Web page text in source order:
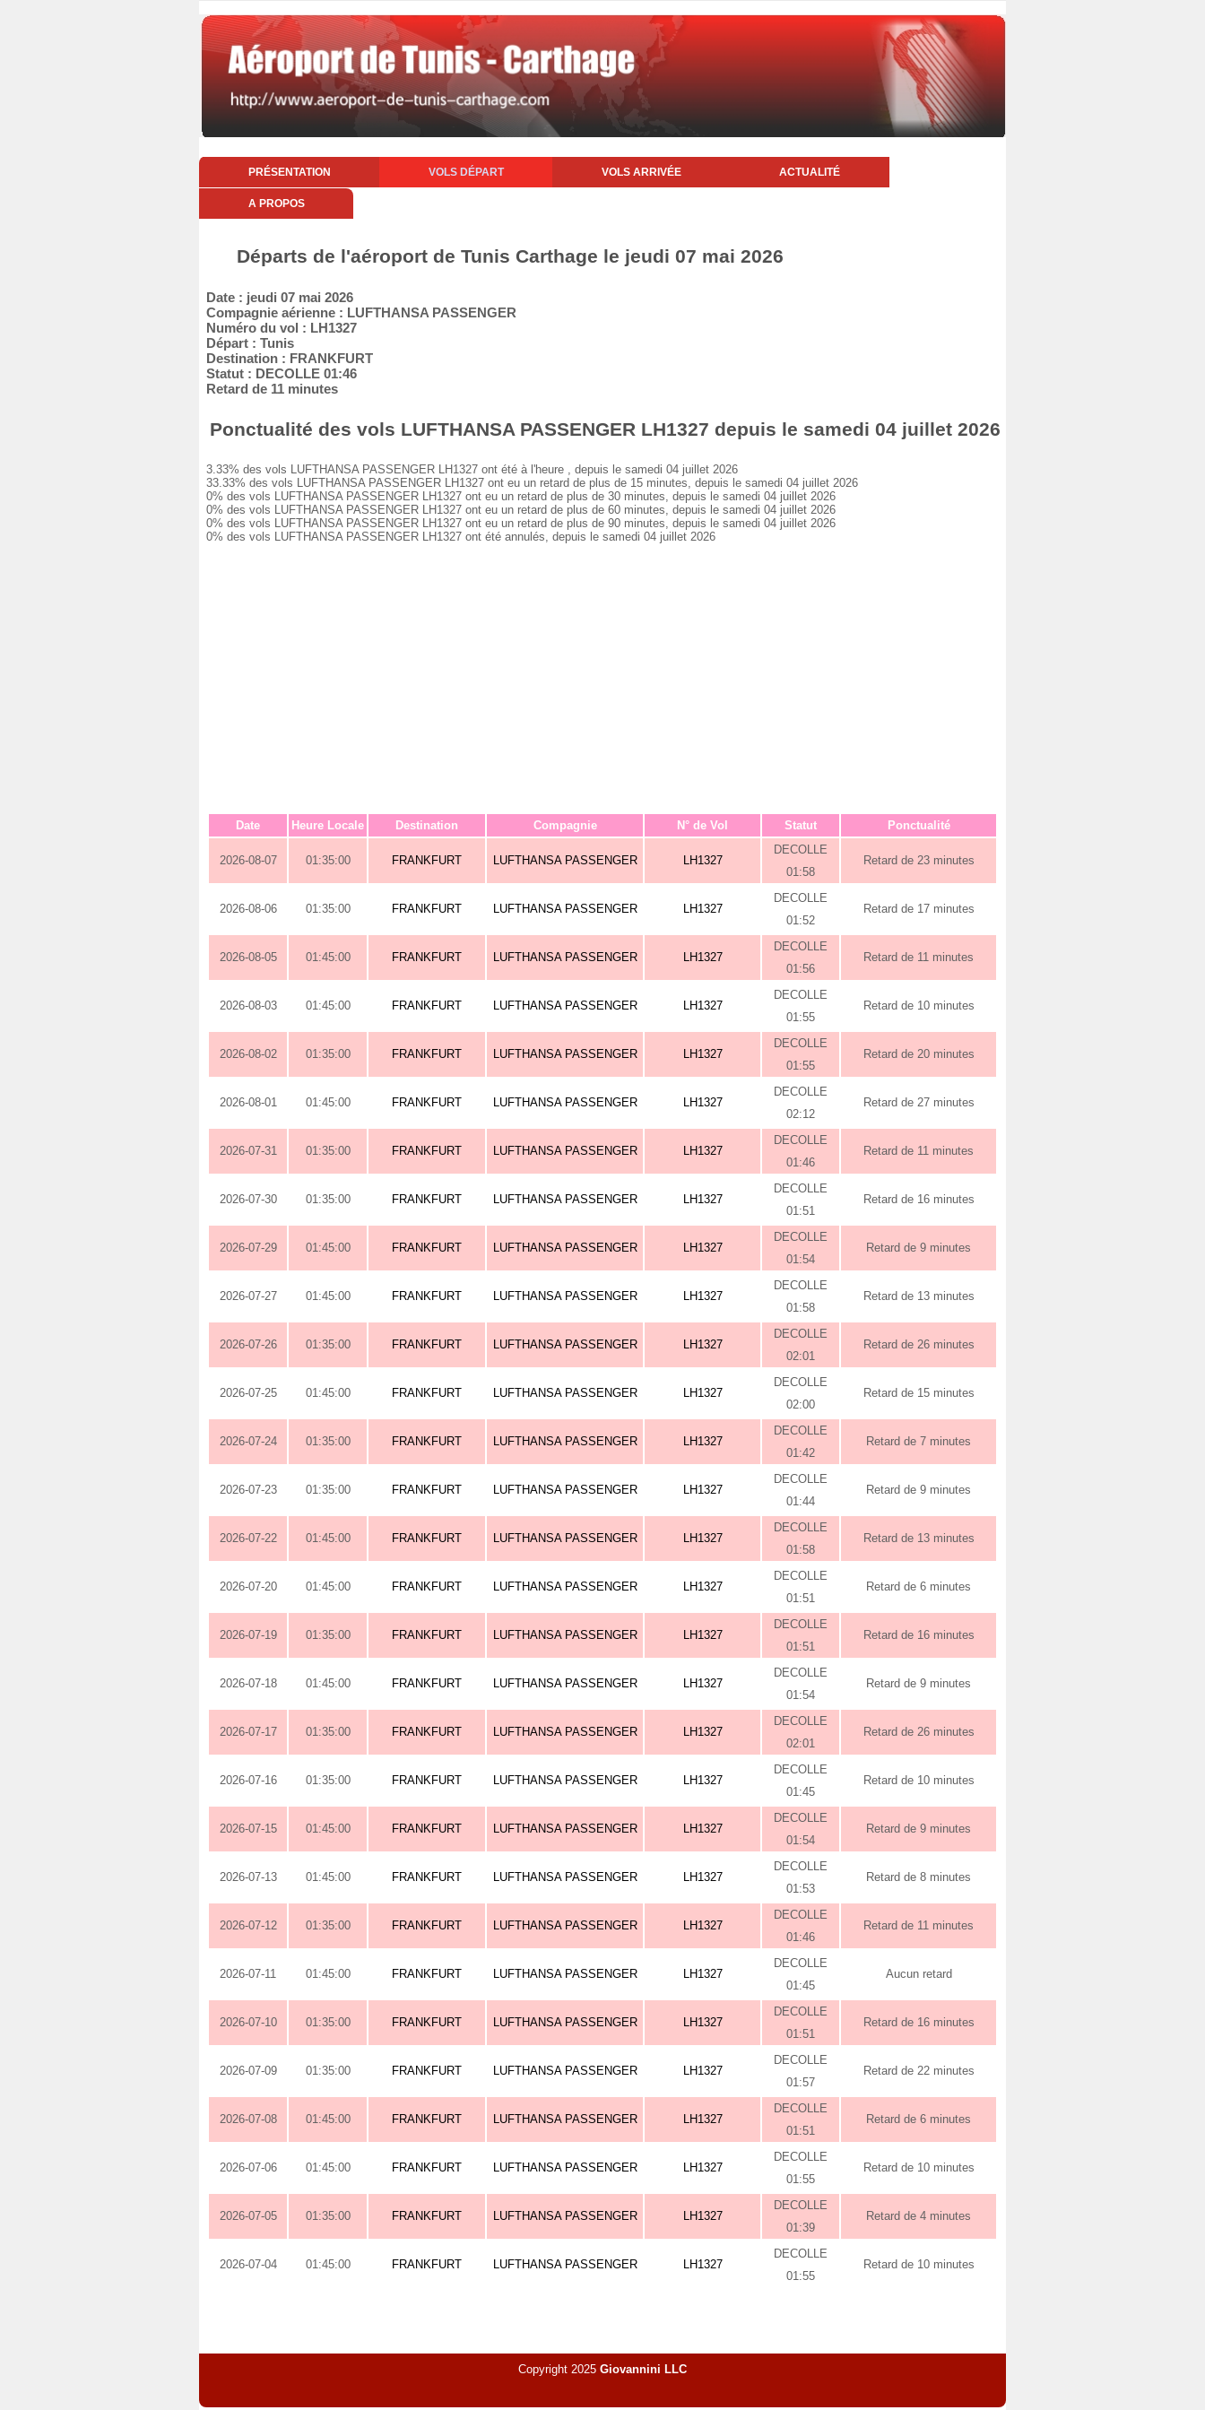
PRÉSENTATION VOLS DÉPART VOLS ARRIVÉE ACTUALITÉ
A PROPOS
Départs de l'aéroport de Tunis Carthage le jeudi 07 mai 2026
Date : jeudi 07 mai 2026
Compagnie aérienne : LUFTHANSA PASSENGER
Numéro du vol : LH1327
Départ : Tunis
Destination : FRANKFURT
Statut : DECOLLE 01:46
Retard de 11 minutes
Ponctualité des vols LUFTHANSA PASSENGER LH1327 depuis le samedi 04 juillet 2026
3.33% des vols LUFTHANSA PASSENGER LH1327 ont été à l'heure , depuis le samedi 04 juillet 2026
33.33% des vols LUFTHANSA PASSENGER LH1327 ont eu un retard de plus de 15 minutes, depuis le samedi 04 juillet 2026
0% des vols LUFTHANSA PASSENGER LH1327 ont eu un retard de plus de 30 minutes, depuis le samedi 04 juillet 2026
0% des vols LUFTHANSA PASSENGER LH1327 ont eu un retard de plus de 60 minutes, depuis le samedi 04 juillet 2026
0% des vols LUFTHANSA PASSENGER LH1327 ont eu un retard de plus de 90 minutes, depuis le samedi 04 juillet 2026
0% des vols LUFTHANSA PASSENGER LH1327 ont été annulés, depuis le samedi 04 juillet 2026
Date Heure Locale Destination Compagnie N° de Vol Statut Ponctualité
2026-08-07 01:35:00 FRANKFURT LUFTHANSA PASSENGER LH1327
DECOLLE
01:58
Retard de 23 minutes
2026-08-06 01:35:00 FRANKFURT LUFTHANSA PASSENGER LH1327
DECOLLE
01:52
Retard de 17 minutes
2026-08-05 01:45:00 FRANKFURT LUFTHANSA PASSENGER LH1327
DECOLLE
01:56
Retard de 11 minutes
2026-08-03 01:45:00 FRANKFURT LUFTHANSA PASSENGER LH1327
DECOLLE
01:55
Retard de 10 minutes
2026-08-02 01:35:00 FRANKFURT LUFTHANSA PASSENGER LH1327
DECOLLE
01:55
Retard de 20 minutes
2026-08-01 01:45:00 FRANKFURT LUFTHANSA PASSENGER LH1327
DECOLLE
02:12
Retard de 27 minutes
2026-07-31 01:35:00 FRANKFURT LUFTHANSA PASSENGER LH1327
DECOLLE
01:46
Retard de 11 minutes
2026-07-30 01:35:00 FRANKFURT LUFTHANSA PASSENGER LH1327
DECOLLE
01:51
Retard de 16 minutes
2026-07-29 01:45:00 FRANKFURT LUFTHANSA PASSENGER LH1327
DECOLLE
01:54
Retard de 9 minutes
2026-07-27 01:45:00 FRANKFURT LUFTHANSA PASSENGER LH1327
DECOLLE
01:58
Retard de 13 minutes
2026-07-26 01:35:00 FRANKFURT LUFTHANSA PASSENGER LH1327
DECOLLE
02:01
Retard de 26 minutes
2026-07-25 01:45:00 FRANKFURT LUFTHANSA PASSENGER LH1327
DECOLLE
02:00
Retard de 15 minutes
2026-07-24 01:35:00 FRANKFURT LUFTHANSA PASSENGER LH1327
DECOLLE
01:42
Retard de 7 minutes
2026-07-23 01:35:00 FRANKFURT LUFTHANSA PASSENGER LH1327
DECOLLE
01:44
Retard de 9 minutes
2026-07-22 01:45:00 FRANKFURT LUFTHANSA PASSENGER LH1327
DECOLLE
01:58
Retard de 13 minutes
2026-07-20 01:45:00 FRANKFURT LUFTHANSA PASSENGER LH1327
DECOLLE
01:51
Retard de 6 minutes
2026-07-19 01:35:00 FRANKFURT LUFTHANSA PASSENGER LH1327
DECOLLE
01:51
Retard de 16 minutes
2026-07-18 01:45:00 FRANKFURT LUFTHANSA PASSENGER LH1327
DECOLLE
01:54
Retard de 9 minutes
2026-07-17 01:35:00 FRANKFURT LUFTHANSA PASSENGER LH1327
DECOLLE
02:01
Retard de 26 minutes
2026-07-16 01:35:00 FRANKFURT LUFTHANSA PASSENGER LH1327
DECOLLE
01:45
Retard de 10 minutes
2026-07-15 01:45:00 FRANKFURT LUFTHANSA PASSENGER LH1327
DECOLLE
01:54
Retard de 9 minutes
2026-07-13 01:45:00 FRANKFURT LUFTHANSA PASSENGER LH1327
DECOLLE
01:53
Retard de 8 minutes
2026-07-12 01:35:00 FRANKFURT LUFTHANSA PASSENGER LH1327
DECOLLE
01:46
Retard de 11 minutes
2026-07-11 01:45:00 FRANKFURT LUFTHANSA PASSENGER LH1327
DECOLLE
01:45
Aucun retard
2026-07-10 01:35:00 FRANKFURT LUFTHANSA PASSENGER LH1327
DECOLLE
01:51
Retard de 16 minutes
2026-07-09 01:35:00 FRANKFURT LUFTHANSA PASSENGER LH1327
DECOLLE
01:57
Retard de 22 minutes
2026-07-08 01:45:00 FRANKFURT LUFTHANSA PASSENGER LH1327
DECOLLE
01:51
Retard de 6 minutes
2026-07-06 01:45:00 FRANKFURT LUFTHANSA PASSENGER LH1327
DECOLLE
01:55
Retard de 10 minutes
2026-07-05 01:35:00 FRANKFURT LUFTHANSA PASSENGER LH1327
DECOLLE
01:39
Retard de 4 minutes
2026-07-04 01:45:00 FRANKFURT LUFTHANSA PASSENGER LH1327
DECOLLE
01:55
Retard de 10 minutes
Copyright 2025 Giovannini LLC